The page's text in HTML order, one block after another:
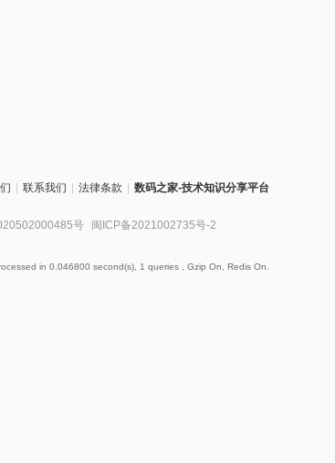
联系我们 法律条款 数码之家-技术知识分享平台
号 闽ICP备2021002735号-2
in 0.046800 second(s), 1 queries , Gzip On, Redis On.